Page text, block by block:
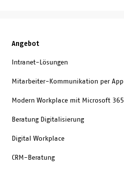
Angebot
Intranet-Lösungen
Mitarbeiter-Kommunikation per App
Modern Workplace mit Microsoft 365
Beratung Digitalisierung
Digital Workplace
CRM-Beratung